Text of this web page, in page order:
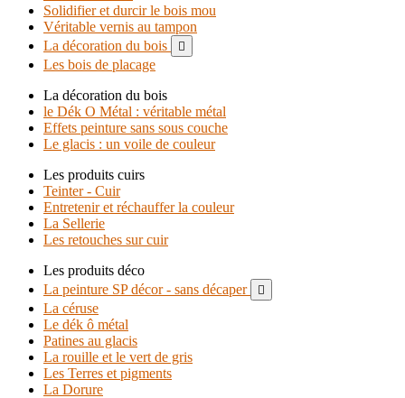
Solidifier et durcir le bois mou
Véritable vernis au tampon
La décoration du bois

Les bois de placage
La décoration du bois
le Dék O Métal : véritable métal
Effets peinture sans sous couche
Le glacis : un voile de couleur
Les produits cuirs
Teinter - Cuir
Entretenir et réchauffer la couleur
La Sellerie
Les retouches sur cuir
Les produits déco
La peinture SP décor - sans décaper

La céruse
Le dék ô métal
Patines au glacis
La rouille et le vert de gris
Les Terres et pigments
La Dorure